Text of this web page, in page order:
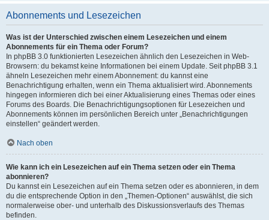
Abonnements und Lesezeichen
Was ist der Unterschied zwischen einem Lesezeichen und einem
Abonnements für ein Thema oder Forum?
In phpBB 3.0 funktionierten Lesezeichen ähnlich den Lesezeichen in Web-
Browsern: du bekamst keine Informationen bei einem Update. Seit phpBB 3.1
ähneln Lesezeichen mehr einem Abonnement: du kannst eine
Benachrichtigung erhalten, wenn ein Thema aktualisiert wird. Abonnements
hingegen informieren dich bei einer Aktualisierung eines Themas oder eines
Forums des Boards. Die Benachrichtigungsoptionen für Lesezeichen und
Abonnements können im persönlichen Bereich unter „Benachrichtigungen
einstellen“ geändert werden.
Nach oben
Wie kann ich ein Lesezeichen auf ein Thema setzen oder ein Thema
abonnieren?
Du kannst ein Lesezeichen auf ein Thema setzen oder es abonnieren, in dem
du die entsprechende Option in den „Themen-Optionen“ auswählst, die sich
normalerweise ober- und unterhalb des Diskussionsverlaufs des Themas
befinden.